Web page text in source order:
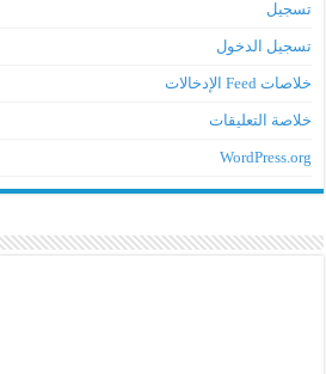
تسجيل
تسجيل الدخول
خلاصات Feed الإدخالات
خلاصة التعليقات
WordPress.org